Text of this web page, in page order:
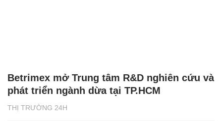
THỊ TRƯỜNG 24H
Betrimex mở Trung tâm R&D nghiên cứu và
phát triển ngành dừa tại TP.HCM